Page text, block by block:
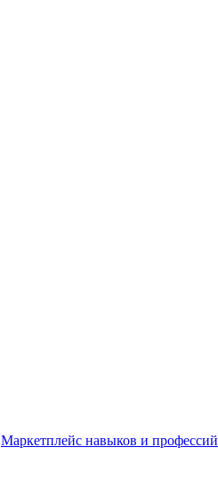
Маркетплейс навыков и профессий